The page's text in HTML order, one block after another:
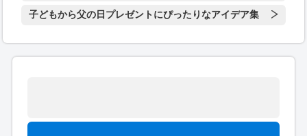
子どもから父の日プレゼントにぴったりなアイデア集